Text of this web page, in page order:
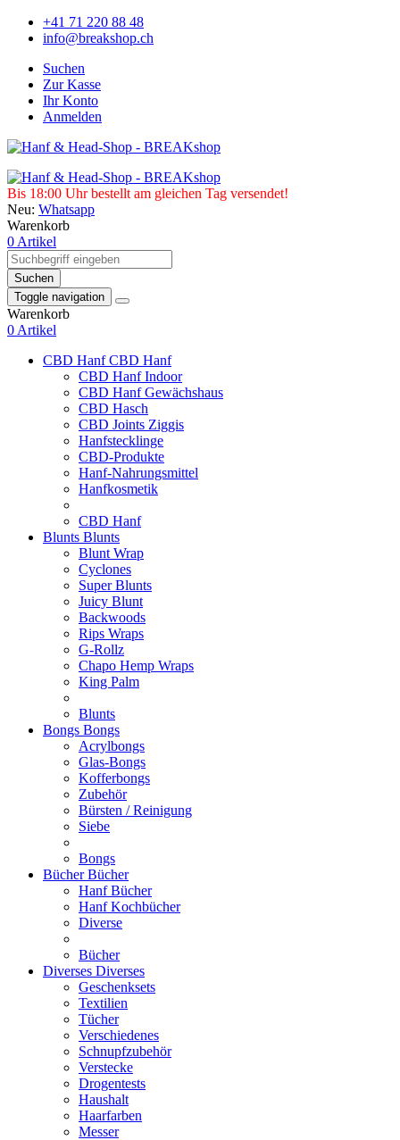
+41 71 220 88 48
info@breakshop.ch
Suchen
Zur Kasse
Ihr Konto
Anmelden
Bis 18:00 Uhr bestellt am gleichen Tag versendet!
Neu: Whatsapp
Warenkorb
0 Artikel
Suchen
Toggle navigation
Warenkorb
0 Artikel
CBD HanfCBD Hanf
CBD Hanf Indoor
CBD Hanf Gewächshaus
CBD Hasch
CBD Joints Ziggis
Hanfstecklinge
CBD-Produkte
Hanf-Nahrungsmittel
Hanfkosmetik
CBD Hanf
Blunts Blunts
Blunt Wrap
Cyclones
Super Blunts
Juicy Blunt
Backwoods
Rips Wraps
G-Rollz
Chapo Hemp Wraps
King Palm
Blunts
Bongs Bongs
Acrylbongs
Glas-Bongs
Kofferbongs
Zubehör
Bürsten / Reinigung
Siebe
Bongs
BücherBücher
Hanf Bücher
Hanf Kochbücher
Diverse
Bücher
Diverses Diverses
Geschenksets
Textilien
Tücher
Verschiedenes
Schnupfzubehör
Verstecke
Drogentests
Haushalt
Haarfarben
Messer